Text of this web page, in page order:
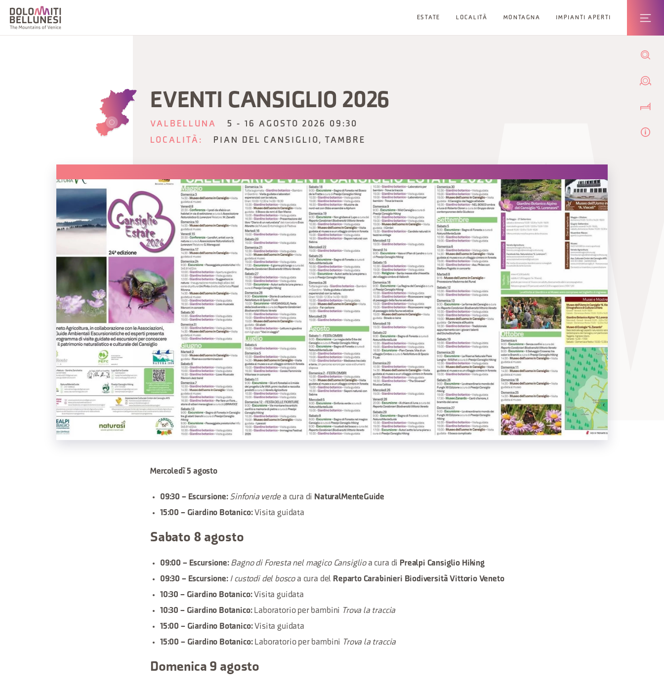
ESTATE LOCALITÀ MONTAGNA IMPIANTI APERTI
EVENTI CANSIGLIO 2026
VALBELLUNA
5 - 16 AGOSTO 2026 09:30
LOCALITÀ:
PIAN DEL CANSIGLIO, TAMBRE
Mercoledì 5 agosto
09:30 – Escursione: Sinfonia verdea cura di NaturalMenteGuide
15:00 – Giardino Botanico:Visita guidata
Sabato 8 agosto
09:00 – Escursione: Bagno di Foresta nel magico Cansiglioa cura di Prealpi Cansiglio Hiking
09:30 – Escursione: I custodi del boscoa cura del Reparto Carabinieri Biodiversità Vittorio Veneto
10:30 – Giardino Botanico:Visita guidata
10:30 – Giardino Botanico:Laboratorio per bambini Trova la traccia
15:00 – Giardino Botanico:Visita guidata
15:00 – Giardino Botanico:Laboratorio per bambini Trova la traccia
Domenica 9 agosto